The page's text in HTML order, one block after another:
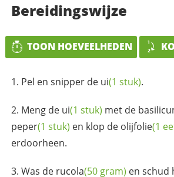
Bereidingswijze
TOON HOEVEELHEDEN
Pel en snipper de ui(1 stuk).
Meng de ui(1 stuk) met de
peper(1 stuk) en klop de olijfolie(1
erdoorheen.
Was de rucola(50 gram) en schud